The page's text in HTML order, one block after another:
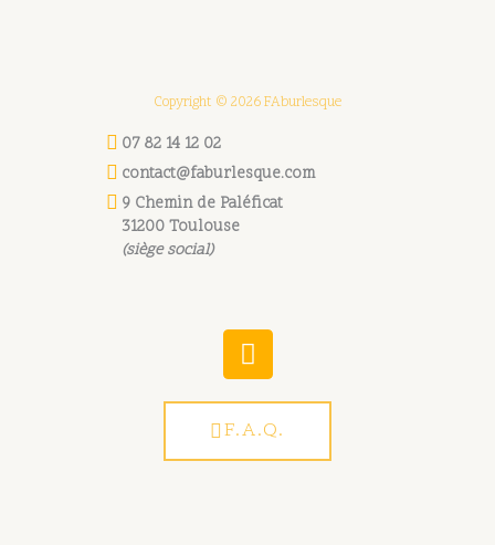
Copyright © 2026 FAburlesque
07 82 14 12 02
contact@faburlesque.com
9 Chemin de Paléficat
31200 Toulouse
(siège social)
W
h
a
t
s
F.A.Q.